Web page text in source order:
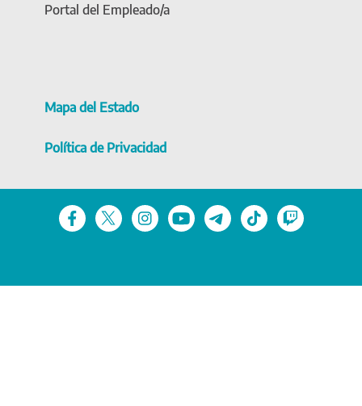
Portal del Empleado/a
Mapa del Estado
Política de Privacidad